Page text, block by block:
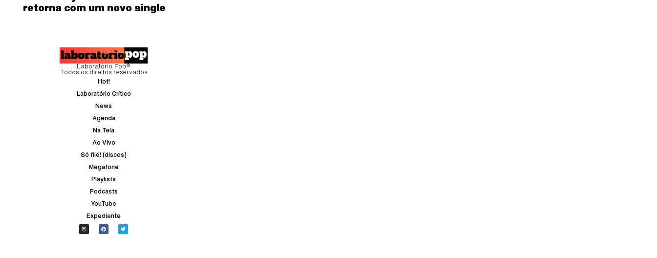
retorna com um novo single
Laboratório Pop®
Todos os direitos reservados
Hot!
Laboratório Crítico
News
Agenda
Na Tela
Ao Vivo
Só filé! (discos)
Megafone
Playlists
Podcasts
YouTube
Expediente